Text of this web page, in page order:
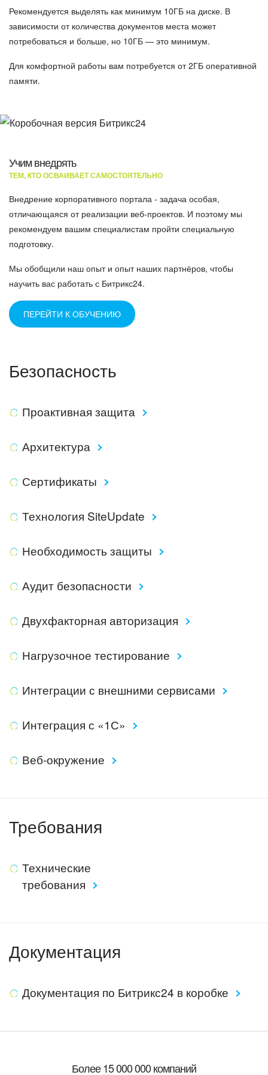
Рекомендуется выделять как минимум 10ГБ на диске. В
зависимости от количества документов места может
потребоваться и больше, но 10ГБ — это минимум.
Для комфортной работы вам потребуется от 2ГБ оперативной
памяти.
Учим внедрять
ТЕМ, КТО ОСВАИВАЕТ САМОСТОЯТЕЛЬНО
Внедрение корпоративного портала - задача особая,
отличающаяся от реализации веб-проектов. И поэтому мы
рекомендуем вашим специалистам пройти специальную
подготовку.
Мы обобщили наш опыт и опыт наших партнёров, чтобы
научить вас работать с Битрикс24.
ПЕРЕЙТИ К ОБУЧЕНИЮ
Безопасность
Проактивная защита
Архитектура
Сертификаты
Технология SiteUpdate
Необходимость защиты
Аудит безопасности
Двухфакторная авторизация
Нагрузочное тестирование
Интеграции с внешними сервисами
Интеграция с «1С»
Веб-окружение
Требования
Технические
требования
Документация
Документация по Битрикс24 в коробке
Более 15 000 000 компаний